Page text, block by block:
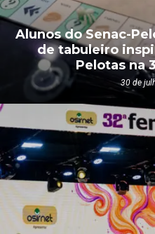
Alunos do Senac-
de tabuleiro
Pelotas na
30 de